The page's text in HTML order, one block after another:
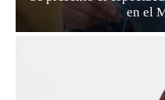
en el